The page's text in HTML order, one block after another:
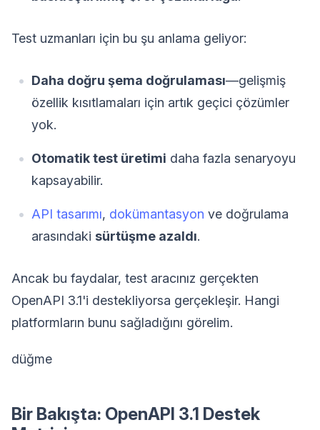
Test uzmanları için bu şu anlama geliyor:
Daha doğru şema doğrulaması—gelişmiş
özellik kısıtlamaları için artık geçici çözümler
yok.
Otomatik test üretimi daha fazla senaryoyu
kapsayabilir.
API tasarımı, dokümantasyon ve doğrulama
arasındaki sürtüşme azaldı.
Ancak bu faydalar, test aracınız gerçekten
OpenAPI 3.1'i destekliyorsa gerçekleşir. Hangi
platformların bunu sağladığını görelim.
düğme
Bir Bakışta: OpenAPI 3.1 Destek